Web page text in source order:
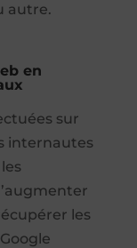
autre.
en
sur
internautes
les